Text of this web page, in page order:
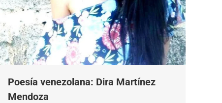
Poesía venezolana: Dira Martínez
Mendoza